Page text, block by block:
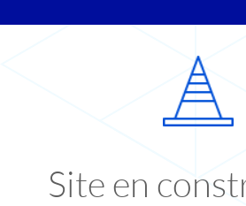
Site en